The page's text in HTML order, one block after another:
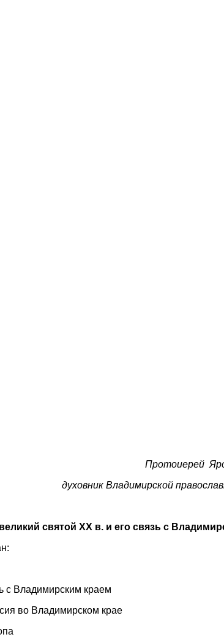
Протоиерей
духовник Владимирской
святой ХХ в. и его связь с
с Владимирским краем
во Владимирском крае